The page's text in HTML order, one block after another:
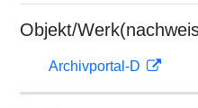
Objekt/
Archivportal-D